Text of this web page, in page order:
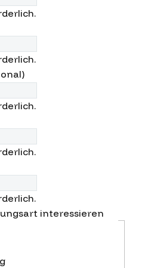
interessieren